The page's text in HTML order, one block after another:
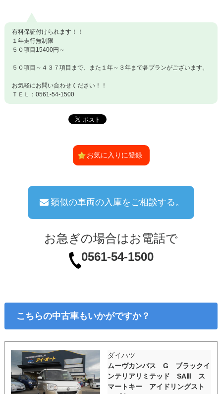
有料保証付けられます！！
１年走行無制限
５０項目15400円～
５０項目～４３７項目まで、また１年～３年まで各プランがございます。
お気軽にお問い合わせください！！
ＴＥＬ：0561-54-1500
お気に入りに登録
類似の車両の入庫をご相談する。
お急ぎの場合はお電話で
0561-54-1500
こちらの中古車もいかがですか？
ダイハツ
ムーヴカンバス G ブラックイ
ンテリアリミテッド SAⅢ ス
マートキー アイドリングスト